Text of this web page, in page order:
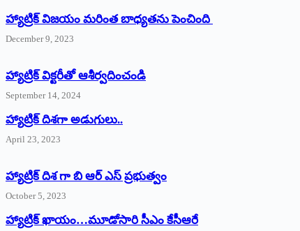
హ్యాట్రిక్ విజయం మరింత బాధ్యతను పెంచింది
December 9, 2023
హ్యాట్రిక్‌ ‌విక్టరీతో ఆశీర్వదించండి
September 14, 2024
‌హ్యాట్రిక్‌ ‌దిశగా అడుగులు..
April 23, 2023
హ్యాట్రిక్ దిశ గా బి ఆర్ ఎస్ ప్రభుత్వం
October 5, 2023
హ్యాట్రిక్‌ ‌ఖాయం…మూడోసారి సీఎం కేసీఆరే